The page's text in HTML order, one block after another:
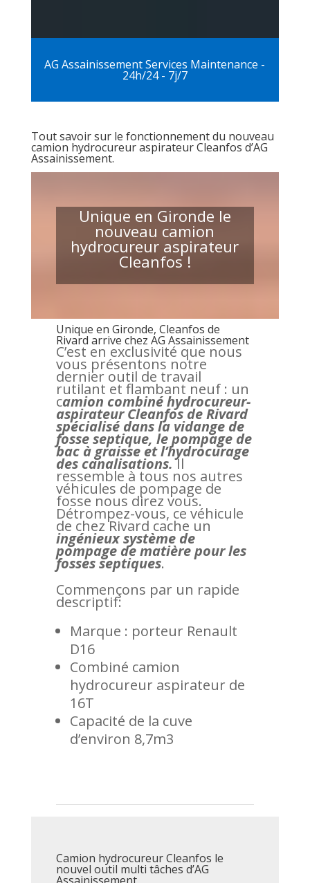
AG Assainissement Services Maintenance -
24h/24 - 7j/7
Tout savoir sur le fonctionnement du nouveau
camion hydrocureur aspirateur Cleanfos d’AG
Assainissement.
Unique en Gironde le
nouveau camion
hydrocureur aspirateur
Cleanfos !
Unique en Gironde, Cleanfos de
Rivard arrive chez AG Assainissement
C’est en exclusivité que nous
vous présentons notre
dernier outil de travail
rutilant et flambant neuf : un
camion combiné hydrocureur-
aspirateur Cleanfos de Rivard
spécialisé dans la vidange de
fosse septique, le pompage de
bac à graisse et l’hydrocurage
des canalisations.Il
ressemble à tous nos autres
véhicules de pompage de
fosse nous direz vous.
Détrompez-vous, ce véhicule
de chez Rivard cache un
ingénieux système de
pompage de matière pour les
fosses septiques.
Commençons par un rapide
descriptif:
Marque : porteur Renault
D16
Combiné camion
hydrocureur aspirateur de
16T
Capacité de la cuve
d’environ 8,7m3
Camion hydrocureur Cleanfos le
nouvel outil multi tâches d’AG